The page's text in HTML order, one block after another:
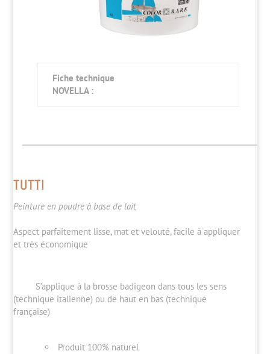
Fiche technique
NOVELLA :
TUTTI
Peinture en poudre à base de lait
Aspect parfaitement lisse, mat et velouté, facile à appliquer
et très économique
S’applique à la brosse badigeon dans tous les sens
(technique italienne) ou de haut en bas (technique
française)
Produit 100% naturel